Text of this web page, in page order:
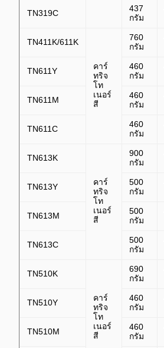
TN319C
437
กรัม
TN411K/611K
คาร์
ทริจ
โท
เนอร์
สี
760
กรัม
TN611Y
460
กรัม
TN611M
460
กรัม
TN611C
460
กรัม
TN613K
คาร์
ทริจ
โท
เนอร์
สี
900
กรัม
TN613Y
500
กรัม
TN613M
500
กรัม
TN613C
500
กรัม
TN510K
คาร์
ทริจ
โท
เนอร์
สี
690
กรัม
TN510Y
460
กรัม
TN510M
460
กรัม